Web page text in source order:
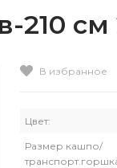
210 см
В избранное
Цвет:
Размер кашпо/